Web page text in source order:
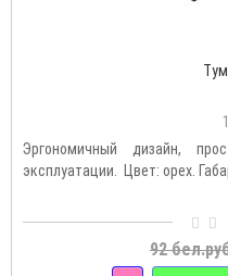
Эргономичный дизайн,
эксплуатации. Цвет: орех.
92